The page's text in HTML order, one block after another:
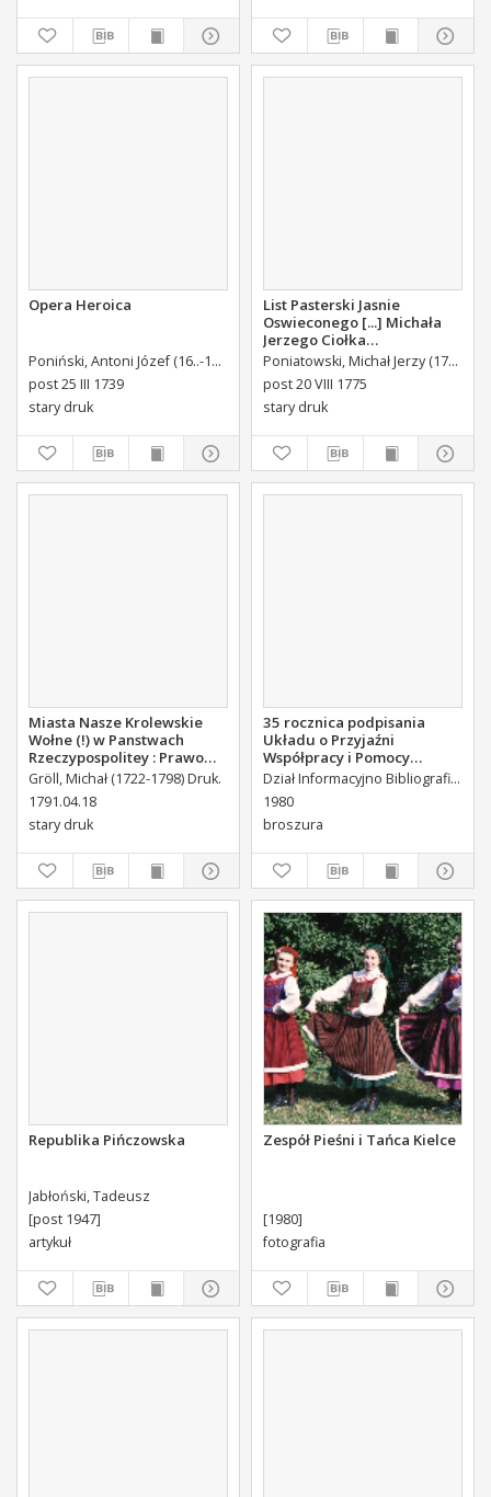
Opera Heroica
Poniński, Antoni Józef (16..-1742). Królikiewicz, Jan Maksymilian. Wyd.
post 25 III 1739
stary druk
List Pasterski Jasnie
Oswieconego [...] Michała
Jerzego Ciołka
Poniatowskiego Biskupa
Płockiego Xiązęcia
Pułtuskiego [...] Do Oboyga
Stanu Tak Duchownego,
Swoiey Roku Panskiego
1775 [...] Wydany.
Poniatowski, Michał Jerzy (1736-1794)
post 20 VIII 1775
stary druk
Miasta Nasze Krolewskie
Wołne (!) w Panstwach
Rzeczypospolitey : Prawo
uchwalone Dnia 18.
kwietnia 1791.
Gröll, Michał (1722-1798) Druk.
1791.04.18
stary druk
35 rocznica podpisania
Układu o Przyjaźni
Współpracy i Pomocy
Wzajemnej między PRL a
ZSRR
Dział Informacyjno Bibliograficzny
1980
broszura
Republika Pińczowska
Jabłoński, Tadeusz
[post 1947]
artykuł
Zespół Pieśni i Tańca Kielce
[1980]
fotografia